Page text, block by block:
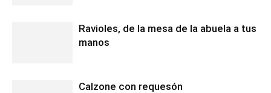
Ravioles, de la mesa de la abuela a tus
manos
Calzone con requesón